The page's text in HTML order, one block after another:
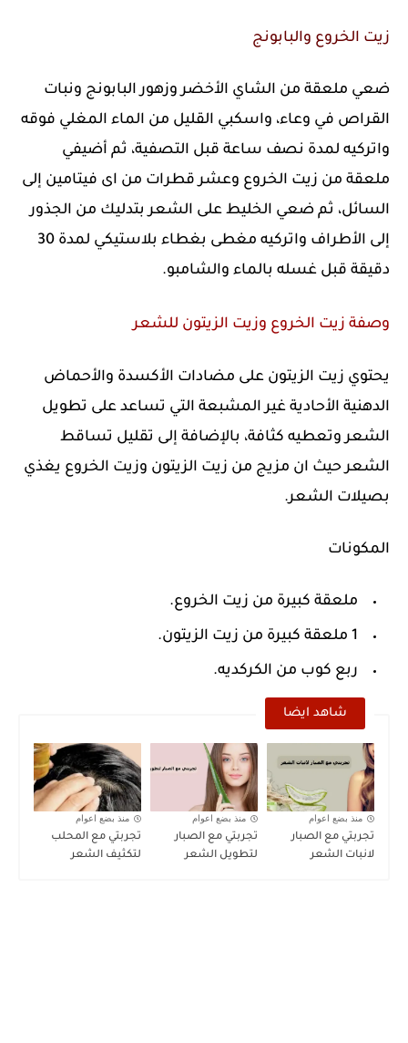
زيت الخروع والبابونج
ضعي ملعقة من الشاي الأخضر وزهور البابونج ونبات
القراص في وعاء، واسكبي القليل من الماء المغلي فوقه
واتركيه لمدة نصف ساعة قبل التصفية، ثم أضيفي
ملعقة من زيت الخروع وعشر قطرات من اى فيتامين إلى
السائل، ثم ضعي الخليط على الشعر بتدليك من الجذور
إلى الأطراف واتركيه مغطى بغطاء بلاستيكي لمدة 30
دقيقة قبل غسله بالماء والشامبو.
وصفة زيت الخروع وزيت الزيتون للشعر
يحتوي زيت الزيتون على مضادات الأكسدة والأحماض
الدهنية الأحادية غير المشبعة التي تساعد على تطويل
الشعر وتعطيه كثافة، بالإضافة إلى تقليل تساقط
الشعر حيث ان مزيج من زيت الزيتون وزيت الخروع يغذي
بصيلات الشعر.
المكونات
ملعقة كبيرة من زيت الخروع.
1 ملعقة كبيرة من زيت الزيتون.
ربع كوب من الكركديه.
شاهد ايضا
منذ بضع اعوام
تجربتي مع الصبار
لانبات الشعر
منذ بضع اعوام
تجربتي مع الصبار
لتطويل الشعر
منذ بضع اعوام
تجربتي مع المحلب
لتكثيف الشعر